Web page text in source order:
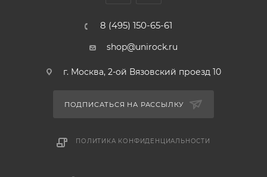
8 (495) 150-65-61
shop@unirock.ru
г. Москва, 2-ой Вязовский проезд 10
ПОДПИСАТЬСЯ НА РАССЫЛКУ
ПОЛИТИКА КОНФИДЕНЦИАЛЬНОСТИ